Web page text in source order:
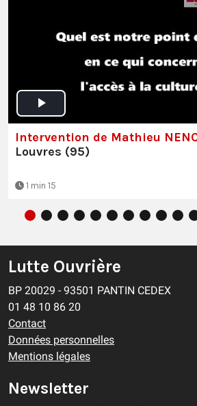
Intervention de Mathieu
Louvres (95)
1 min 15
Lutte Ouvrière
BP 20029 - 93501 PANTIN CEDEX
01 48 10 86 20
Contact
Données personnelles
Mentions légales
Newsletter